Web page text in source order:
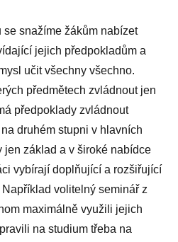
snažíme žákům nabízet
jejich předpokladům a
učit všechny všechno.
předmětech zvládnout jen
předpoklady zvládnout
druhém stupni v hlavních
jen základ a v široké nabídce
vybírají doplňující a rozšiřující
volitelný seminář z
maximálně využili jejich
na studium třeba na